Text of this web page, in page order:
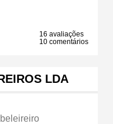
16 avaliações
10 comentários
LDA